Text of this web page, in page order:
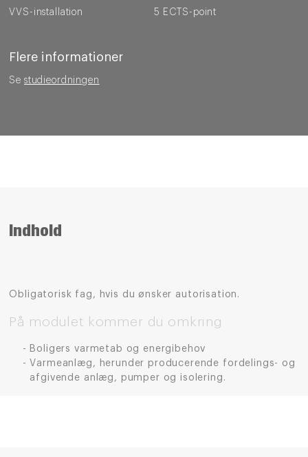
VVS-installation 5 ECTS-point
Flere informationer
Se studieordningen
Indhold
Obligatorisk fag, hvis du ønsker autorisation.
På modulet kommer du omkring
Boligers varmetab og energibehov
Varmeanlæg, herunder producerende fordelings- og
afgivende anlæg, pumper og isolering.